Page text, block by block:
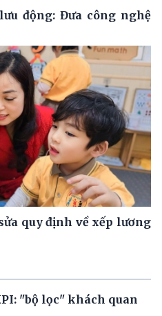
động: Đưa công nghệ
quy định về xếp lương
"bộ lọc" khách quan